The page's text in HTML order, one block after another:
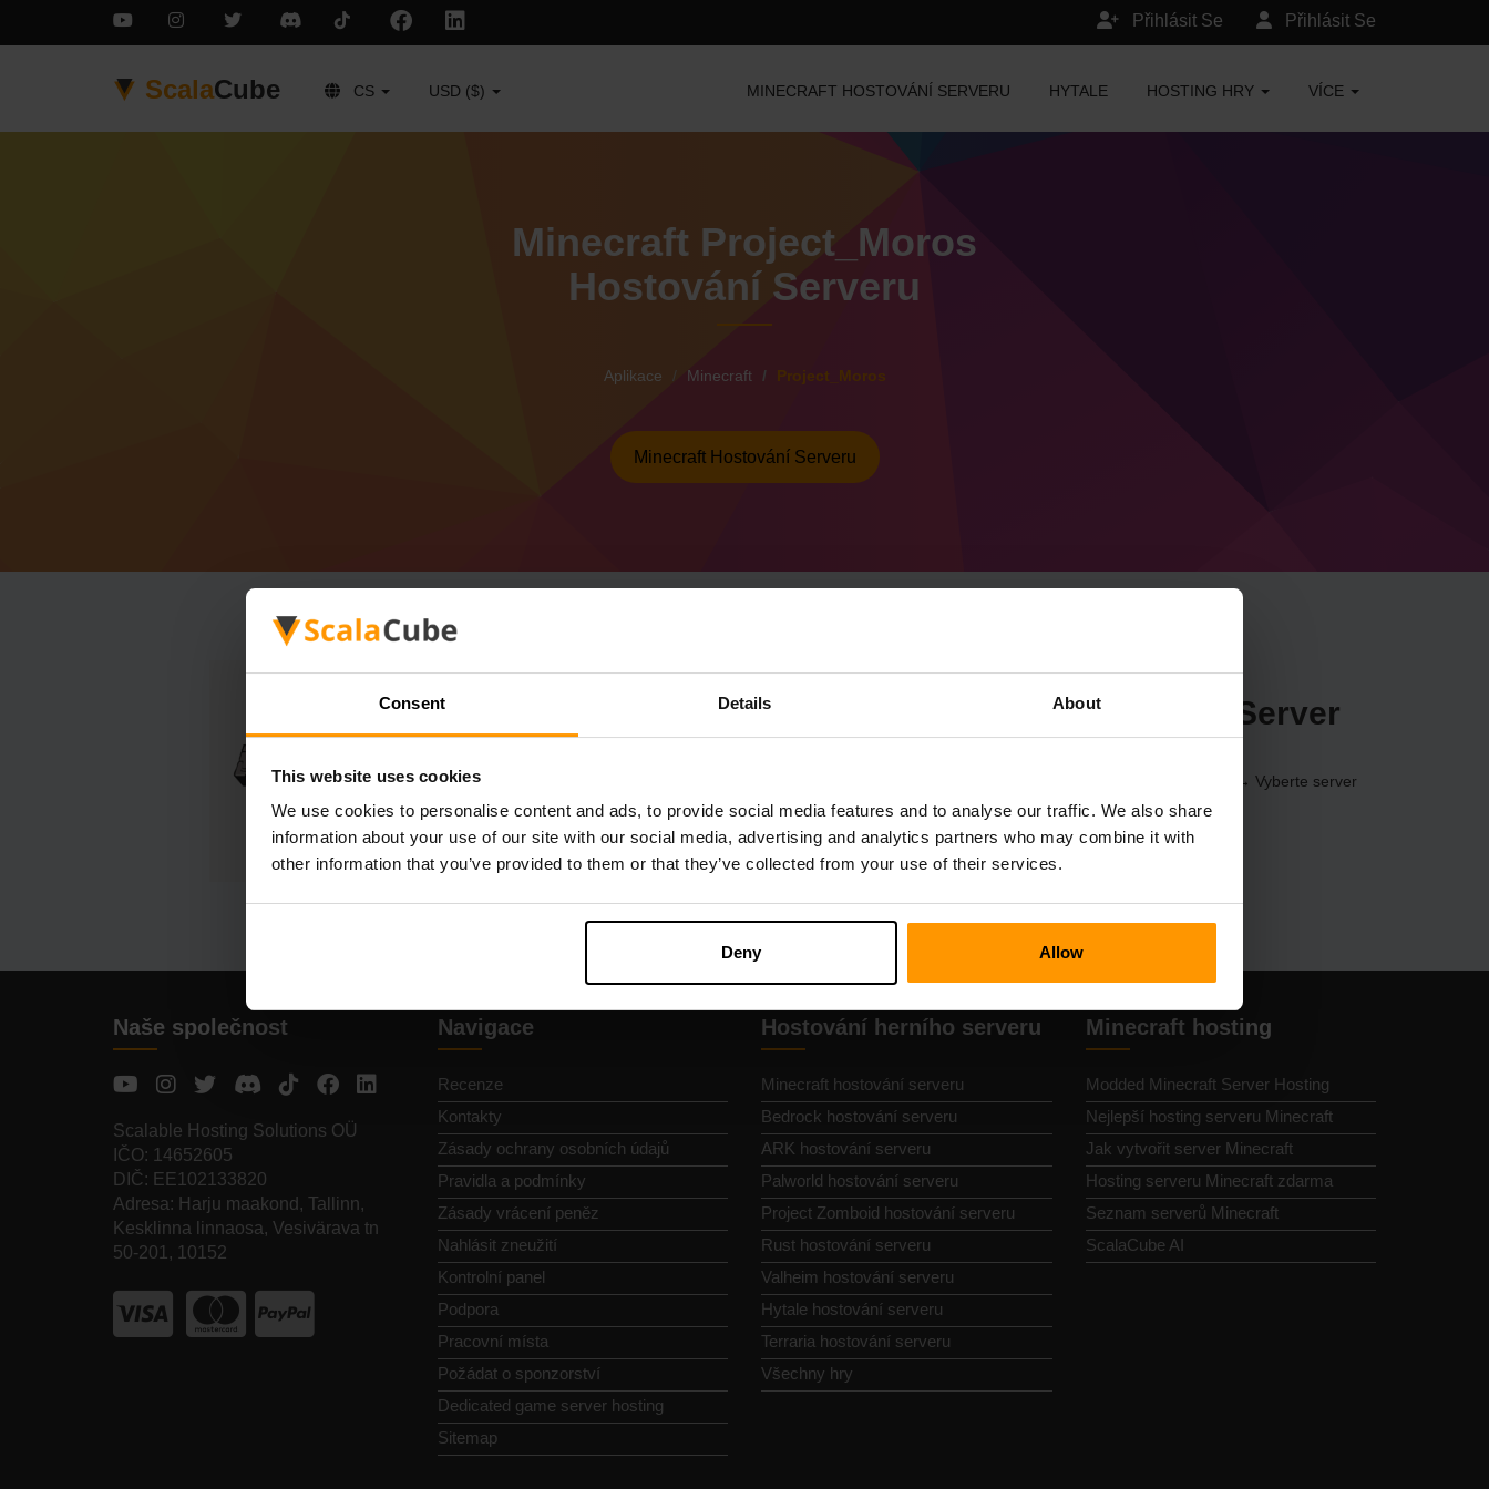
Consent Details About
This website uses cookies
We use cookies to personalise content and ads, to provide social media features and to analyse our traffic. We also share
information about your use of our site with our social media, advertising and analytics partners who may combine it with
other information that you’ve provided to them or that they’ve collected from your use of their services.
Deny Allow
Přihlásit Se
Přihlásit Se
ScalaCube CS USD ($) MINECRAFT HOSTOVÁNÍ SERVERU HYTALE HOSTING HRY VÍCE
Minecraft Project_Moros
Hostování Serveru
Aplikace Minecraft Project_Moros
Minecraft Hostování Serveru
Jak vyrobit Minecraft Project_Moros Server
(Servery → Vyberte server
→ Herní servery → Přidat herní server → Project_Moros)
Naše společnost
Scalable Hosting Solutions OÜ
IČO: 14652605
DIČ: EE102133820
Adresa: Harju maakond, Tallinn,
Kesklinna linnaosa, Vesivärava tn
50-201, 10152
Navigace
Recenze
Kontakty
Zásady ochrany osobních údajů
Pravidla a podmínky
Zásady vrácení peněz
Nahlásit zneužití
Kontrolní panel
Podpora
Pracovní místa
Požádat o sponzorství
Dedicated game server hosting
Sitemap
Hostování herního serveru
Minecraft hostování serveru
Bedrock hostování serveru
ARK hostování serveru
Palworld hostování serveru
Project Zomboid hostování serveru
Rust hostování serveru
Valheim hostování serveru
Hytale hostování serveru
Terraria hostování serveru
Všechny hry
Minecraft hosting
Modded Minecraft Server Hosting
Nejlepší hosting serveru Minecraft
Jak vytvořit server Minecraft
Hosting serveru Minecraft zdarma
Seznam serverů Minecraft
ScalaCube AI